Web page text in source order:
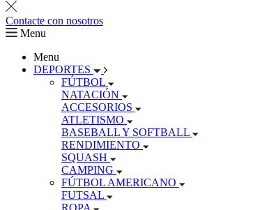
Contacte con nosotros
Menu
Menu
DEPORTES
FÚTBOL
NATACIÓN
ACCESORIOS
ATLETISMO
BASEBALL Y SOFTBALL
RENDIMIENTO
SQUASH
CAMPING
FÚTBOL AMERICANO
FUTSAL
ROPA